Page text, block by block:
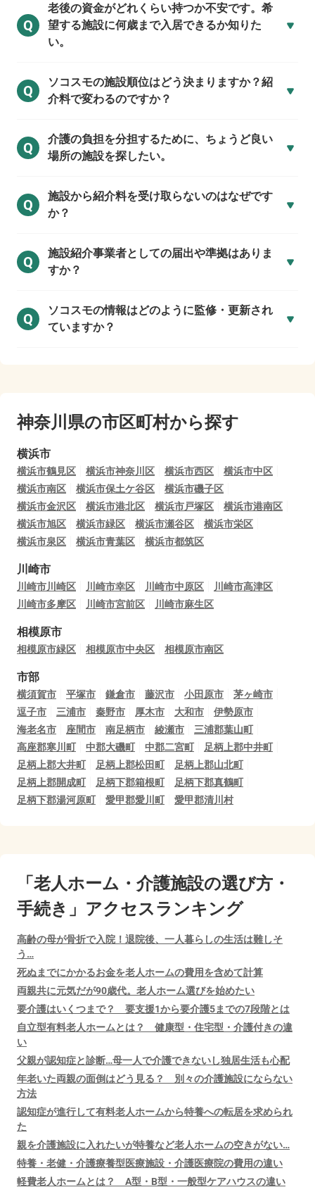
Q
老後の資金がどれくらい持つか不安です。希
望する施設に何歳まで入居できるか知りた
い。
Q
ソコスモの施設順位はどう決まりますか？紹
介料で変わるのですか？
Q
介護の負担を分担するために、ちょうど良い
場所の施設を探したい。
Q
施設から紹介料を受け取らないのはなぜです
か？
Q
施設紹介事業者としての届出や準拠はありま
すか？
Q
ソコスモの情報はどのように監修・更新され
ていますか？
神奈川県の市区町村から探す
横浜市
横浜市鶴見区 横浜市神奈川区 横浜市西区
横浜市中区
横浜市南区
横浜市保土ケ谷区
横浜市磯子区
横浜市金沢区
横浜市港北区 横浜市戸塚区
横浜市港南区
横浜市旭区
横浜市緑区 横浜市瀬谷区
横浜市栄区
横浜市泉区
横浜市青葉区 横浜市都筑区
川崎市
川崎市川崎区 川崎市幸区 川崎市中原区
川崎市高津区
川崎市多摩区
川崎市宮前区 川崎市麻生区
相模原市
相模原市緑区 相模原市中央区 相模原市南区
市部
横須賀市 平塚市 鎌倉市 藤沢市 小田原市
茅ヶ崎市
逗子市
三浦市 秦野市 厚木市 大和市
伊勢原市
海老名市
座間市 南足柄市 綾瀬市
三浦郡葉山町
高座郡寒川町
中郡大磯町 中郡二宮町
足柄上郡中井町
足柄上郡大井町
足柄上郡松田町
足柄上郡山北町
足柄上郡開成町
足柄下郡箱根町
足柄下郡真鶴町
足柄下郡湯河原町
愛甲郡愛川町 愛甲郡清川村
「老人ホーム・介護施設の選び方・
手続き」アクセスランキング
高齢の母が骨折で入院！退院後、一人暮らしの生活は難しそ
う…
死ぬまでにかかるお金を老人ホームの費用を含めて計算
両親共に元気だが90歳代。老人ホーム選びを始めたい
要介護はいくつまで？ 要支援1から要介護5までの7段階とは
自立型有料老人ホームとは？ 健康型・住宅型・介護付きの違
い
父親が認知症と診断…母一人で介護できないし独居生活も心配
年老いた両親の面倒はどう見る？ 別々の介護施設にならない
方法
認知症が進行して有料老人ホームから特養への転居を求められ
た
親を介護施設に入れたいが特養など老人ホームの空きがない…
特養・老健・介護療養型医療施設・介護医療院の費用の違い
軽費老人ホームとは？ A型・B型・一般型ケアハウスの違い